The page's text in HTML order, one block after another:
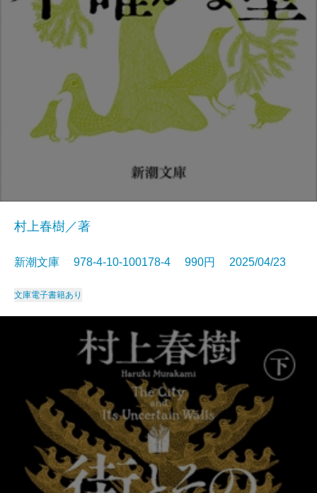
村上春樹／著
新潮文庫 978-4-10-100178-4 990円 2025/04/23
文庫電子書籍あり